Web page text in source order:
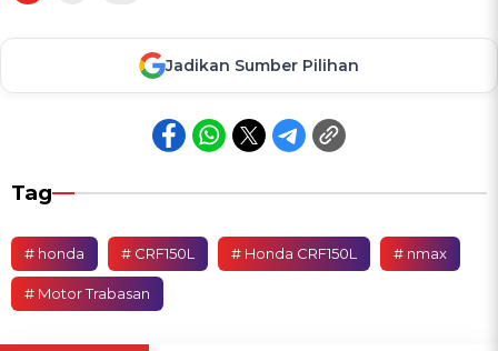
Jadikan Sumber Pilihan
Tag
# honda # CRF150L # Honda CRF150L # nmax
# Motor Trabasan